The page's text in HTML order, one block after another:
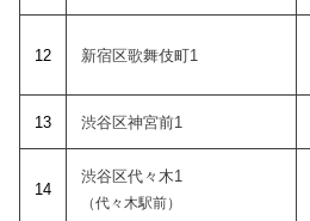
12 新宿区歌舞伎町1
13 渋谷区神宮前1
14
渋谷区代々木1
（代々木駅前）